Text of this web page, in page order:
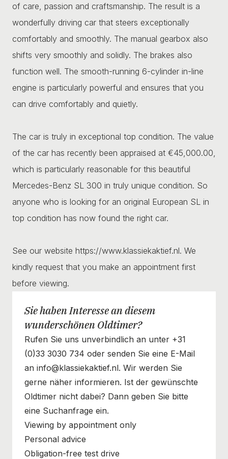
of care, passion and craftsmanship. The result is a
wonderfully driving car that steers exceptionally
comfortably and smoothly. The manual gearbox also
shifts very smoothly and solidly. The brakes also
function well. The smooth-running 6-cylinder in-line
engine is particularly powerful and ensures that you
can drive comfortably and quietly.
The car is truly in exceptional top condition. The value
of the car has recently been appraised at €45,000.00,
which is particularly reasonable for this beautiful
Mercedes-Benz SL 300 in truly unique condition. So
anyone who is looking for an original European SL in
top condition has now found the right car.
See our website https://www.klassiekaktief.nl. We
kindly request that you make an appointment first
before viewing.
Sie haben Interesse an diesem
wunderschönen Oldtimer?
Rufen Sie uns unverbindlich an unter +31
(0)33 3030 734 oder senden Sie eine E-Mail
an info@klassiekaktief.nl. Wir werden Sie
gerne näher informieren. Ist der gewünschte
Oldtimer nicht dabei? Dann geben Sie bitte
eine Suchanfrage ein.
Viewing by appointment only
Personal advice
Obligation-free test drive